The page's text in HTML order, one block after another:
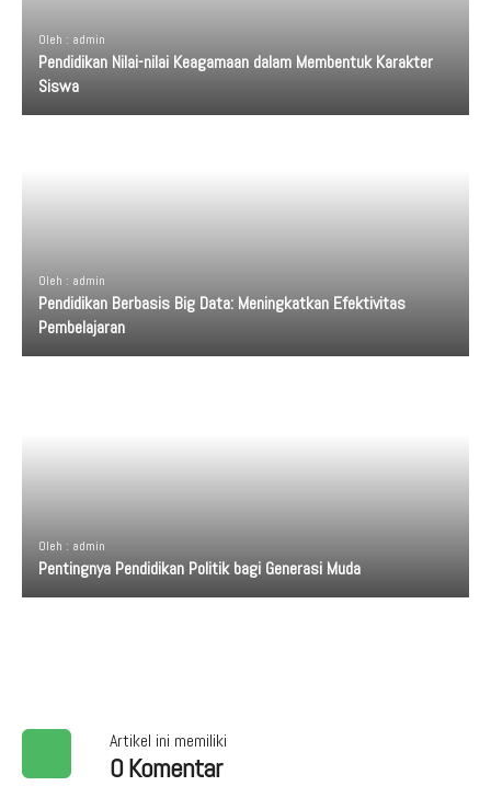
Oleh : admin
Pendidikan Nilai-nilai Keagamaan dalam Membentuk Karakter
Siswa
Oleh : admin
Pendidikan Berbasis Big Data: Meningkatkan Efektivitas
Pembelajaran
Oleh : admin
Pentingnya Pendidikan Politik bagi Generasi Muda
Artikel ini memiliki
0 Komentar